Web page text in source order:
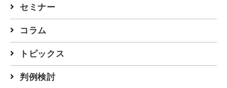
セミナー
コラム
トピックス
判例検討